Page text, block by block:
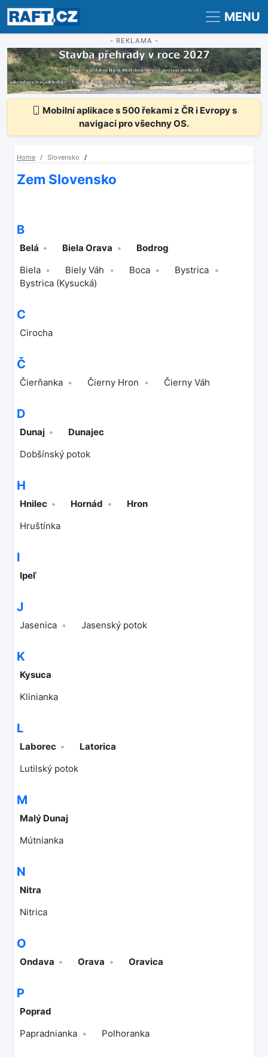
Registrace Přihlášení MENU
- REKLAMA -
Mobilní aplikace s 500 řekami z ČR i Evropy s
navigací pro všechny OS.
Home Slovensko
Zem Slovensko
B
Belá Biela Orava
Bodrog
Biela
Biely Váh Boca
Bystrica
Bystrica (Kysucká)
C
Cirocha
Č
Čierňanka Čierny Hron Čierny Váh
D
Dunaj
Dunajec
Dobšínský potok
H
Hnilec Hornád
Hron
Hruštínka
I
Ipeľ
J
Jasenica Jasenský potok
K
Kysuca
Klinianka
L
Laborec
Latorica
Lutilský potok
M
Malý Dunaj
Mútnianka
N
Nitra
Nitrica
O
Ondava Orava Oravica
P
Poprad
Papradnianka
Polhoranka